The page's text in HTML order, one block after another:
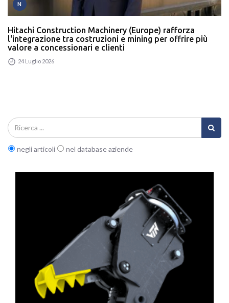
N
Hitachi Construction Machinery (Europe) rafforza
l'integrazione tra costruzioni e mining per offrire più
valore a concessionari e clienti
24 Luglio 2026
negli articoli nel database aziende